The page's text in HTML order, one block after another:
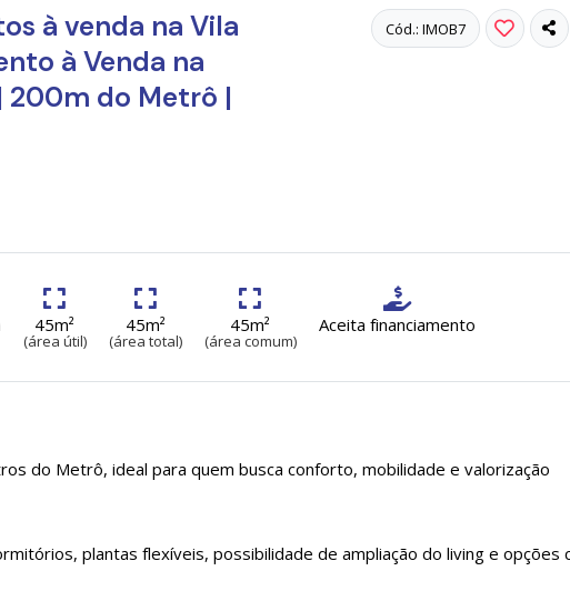
Cód.: IMOB7
à venda na Vila
à Venda na
200m do Metrô |
45m²
(área útil)
45m²
(área total)
45m²
(área comum)
Aceita financiamento
do Metrô, ideal para quem busca conforto, mobilidade e valorização
plantas flexíveis, possibilidade de ampliação do living e opções